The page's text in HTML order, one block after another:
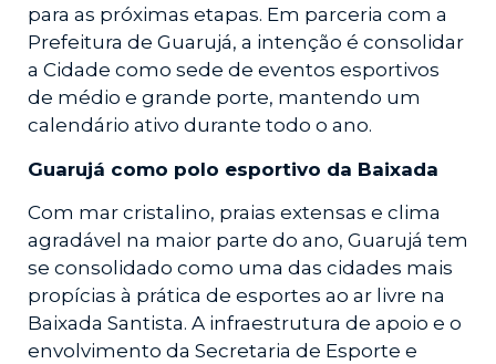
para as próximas etapas. Em parceria com a
Prefeitura de Guarujá, a intenção é consolidar
a Cidade como sede de eventos esportivos
de médio e grande porte, mantendo um
calendário ativo durante todo o ano.
Guarujá como polo esportivo da Baixada
Com mar cristalino, praias extensas e clima
agradável na maior parte do ano, Guarujá tem
se consolidado como uma das cidades mais
propícias à prática de esportes ao ar livre na
Baixada Santista. A infraestrutura de apoio e o
envolvimento da Secretaria de Esporte e